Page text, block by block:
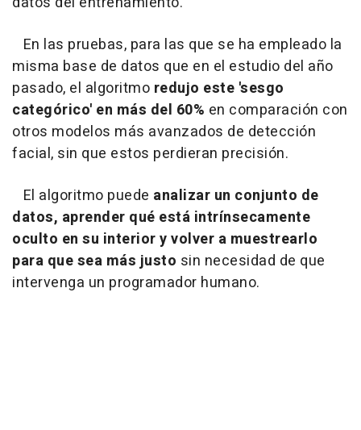
En las pruebas, para las que se ha empleado la
misma base de datos que en el estudio del año
pasado, el algoritmo redujo este 'sesgo
categórico' en más del 60% en comparación con
otros modelos más avanzados de detección
facial, sin que estos perdieran precisión.
El algoritmo puede analizar un conjunto de
datos, aprender qué está intrínsecamente
oculto en su interior y volver a muestrearlo
para que sea más justo sin necesidad de que
intervenga un programador humano.